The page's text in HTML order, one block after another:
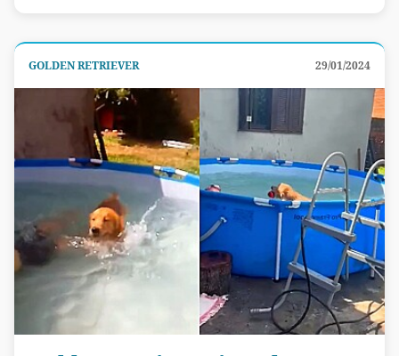
GOLDEN RETRIEVER 29/01/2024